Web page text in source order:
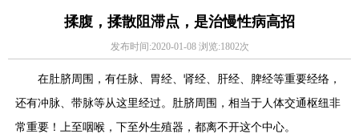
揉腹，揉散阻滞点，是治慢性病高招
发布时间:2020-01-08 浏览:1802次
在肚脐周围，有任脉、胃经、肾经、肝经、脾经等重要经络，
还有冲脉、带脉等从这里经过。肚脐周围，相当于人体交通枢纽非
常重要！上至咽喉，下至外生殖器，都离不开这个中心。